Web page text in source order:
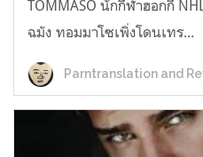
TOMMASO นักกีฬาฮอกกี้
ฉมัง ทอมมาโซเพิ่งโดนเทร...
Parntranslation and